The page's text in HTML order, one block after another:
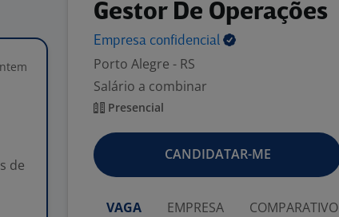
de
Gestor De Operações
Empresa confidencial
Porto Alegre - RS
Salário a combinar
Presencial
CANDIDATAR-ME
VAGA EMPRESA COMPARATIVO